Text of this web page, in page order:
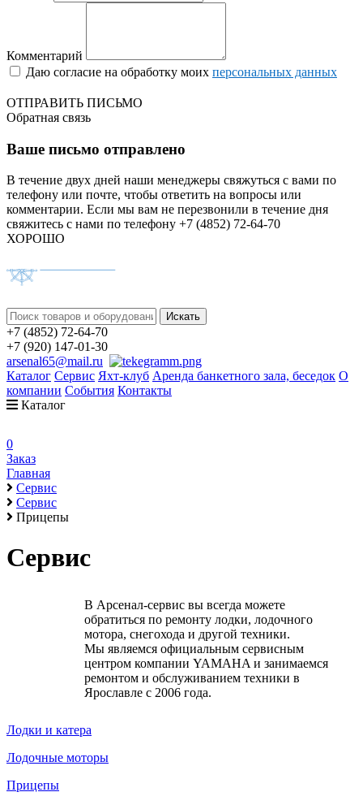
Комментарий
Даю согласие на обработку моих персональных данных
ОТПРАВИТЬ ПИСЬМО
Обратная связь
Ваше письмо отправлено
В течение двух дней наши менеджеры свяжуться с вами по
телефону или почте, чтобы ответить на вопросы или
комментарии. Если мы вам не перезвонили в течение дня
свяжитесь с нами по телефону +7 (4852) 72-64-70
ХОРОШО
+7 (4852) 72-64-70
+7 (920) 147-01-30
arsenal65@mail.ru
Каталог Сервис Яхт-клуб Аренда банкетного зала, беседок О
компании События Контакты
Каталог
0
Заказ
Главная
Сервис
Сервис
Прицепы
Сервис
В Арсенал-сервис вы всегда можете
обратиться по ремонту лодки, лодочного
мотора, снегохода и другой техники.
Мы являемся официальным сервисным
центром компании YAMAHA и занимаемся
ремонтом и обслуживанием техники в
Ярославле с 2006 года.
Лодки и катера
Лодочные моторы
Прицепы